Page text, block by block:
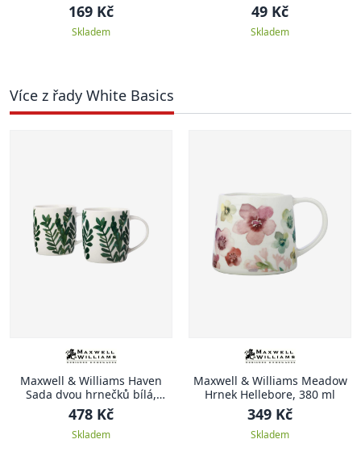
169 Kč
Skladem
49 Kč
Skladem
Více z řady White Basics
Maxwell & Williams Haven
Sada dvou hrnečků bílá,
Haven, 380 ml
478 Kč
Skladem
Maxwell & Williams Meadow
Hrnek Hellebore, 380 ml
349 Kč
Skladem